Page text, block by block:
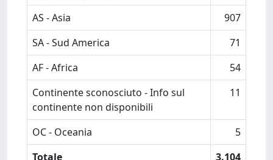
AS - Asia
907
SA - Sud America
71
AF - Africa
54
Continente sconosciuto - Info sul
continente non disponibili
11
OC - Oceania
5
Totale
3.104